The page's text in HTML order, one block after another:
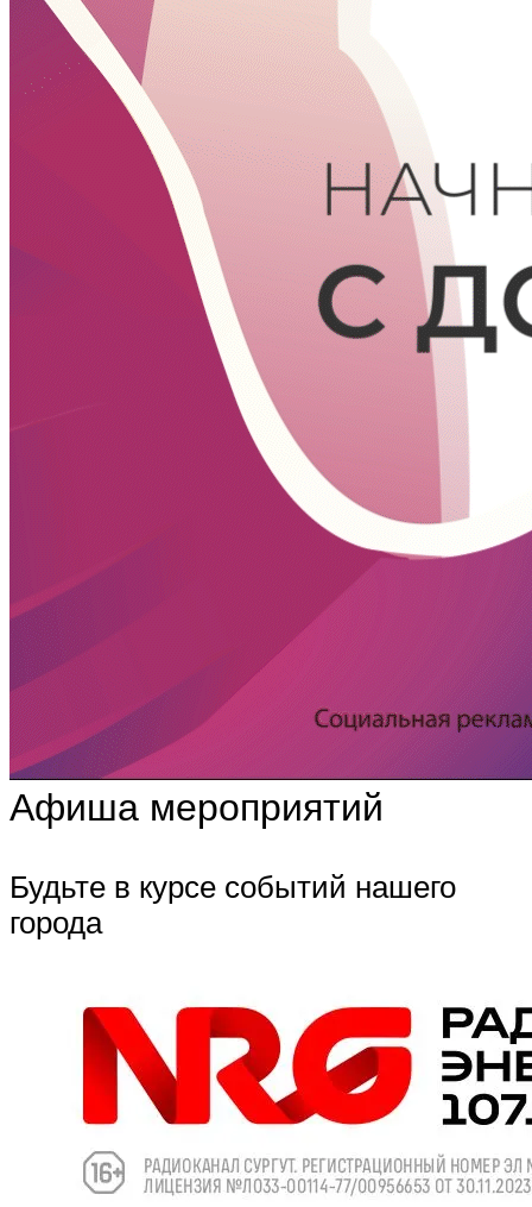
Афиша мероприятий
Будьте в курсе событий нашего
города